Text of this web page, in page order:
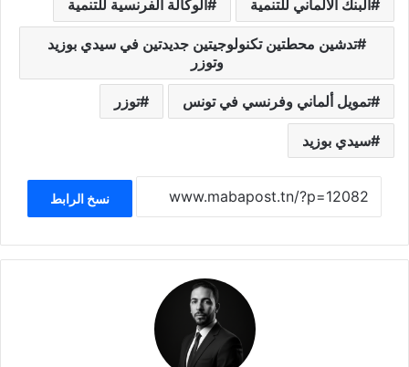
البنك الالماني للتنمية الوكالة الفرنسية للتنمية
تدشين محطتين تكنولوجيتين جديدتين في سيدي بوزيد
وتوزر
تمويل ألماني وفرنسي في تونس توزر
سيدي بوزيد
نسخ الرابط